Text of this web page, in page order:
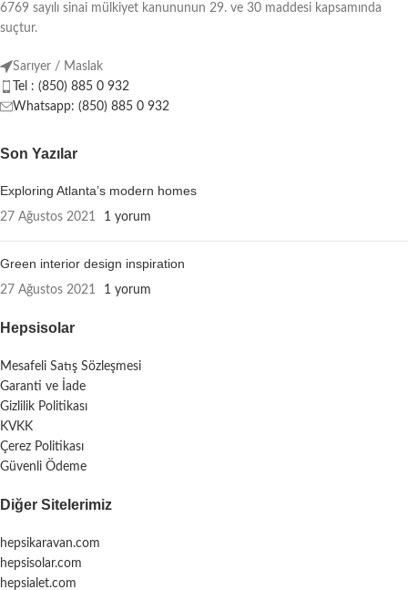
6769 sayılı sinai mülkiyet kanununun 29. ve 30 maddesi kapsamında
suçtur.
Sarıyer / Maslak
Tel : (850) 885 0 932
Whatsapp: (850) 885 0 932
Son Yazılar
Exploring Atlanta’s modern homes
27 Ağustos 2021 1 yorum
Green interior design inspiration
27 Ağustos 2021 1 yorum
Hepsisolar
Mesafeli Satış Sözleşmesi
Garanti ve İade
Gizlilik Politikası
KVKK
Çerez Politikası
Güvenli Ödeme
Diğer Sitelerimiz
hepsikaravan.com
hepsisolar.com
hepsialet.com